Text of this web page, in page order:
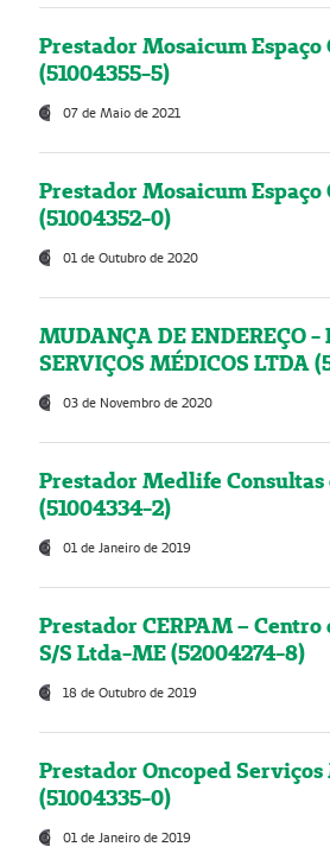
Prestador Mosaicum
(51004355-5)
07 de Maio de 2021
Prestador Mosaicum
(51004352-0)
01 de Outubro de 2020
MUDANÇA DE ENDEREÇO -
SERVIÇOS MÉDICOS LTDA
03 de Novembro de 2020
Prestador Medlife Consultas
(51004334-2)
01 de Janeiro de 2019
Prestador CERPAM –
S/S Ltda-ME (52004274-8)
18 de Outubro de 2019
Prestador Oncoped
(51004335-0)
01 de Janeiro de 2019